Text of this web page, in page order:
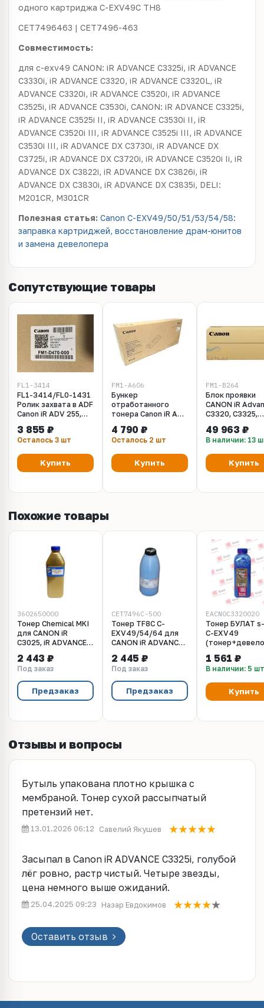
одного картриджа C-EXV49C TH8
CET7496463 | CET7496-463
Совместимость:
для c-exv49 CANON: iR ADVANCE C3325i, iR ADVANCE
C3330i, iR ADVANCE C3320, iR ADVANCE C3320L, iR
ADVANCE C3320i, iR ADVANCE C3520i, iR ADVANCE
C3525i, iR ADVANCE C3530i, CANON: iR ADVANCE C3325i,
iR ADVANCE C3525i II, iR ADVANCE C3530i II, iR
ADVANCE C3520i III, iR ADVANCE C3525i III, iR ADVANCE
C3530i III, iR ADVANCE DX C3730i, iR ADVANCE DX
C3725i, iR ADVANCE DX C3720i, iR ADVANCE C3520i Ii, iR
ADVANCE DX C3822i, iR ADVANCE DX C3826i, iR
ADVANCE DX C3830i, iR ADVANCE DX C3835i, DELI:
M201CR, M301CR
Полезная статья: Canon C-EXV49/50/51/53/54/58:
заправка картриджей, восстановление драм-юнитов
и замена девелопера
Сопутствующие товары
FL1-3414
FL1-3414/FL0-1431
Ролик захвата в ADF
Canon iR ADV 255,
3330
3 855 ₽
Осталось 3 шт
Купить
FM1-A606
Бункер
отработанного
тонера Canon iR Adv
C5535, C5540, C5550,
C5560 (FM1-
A606/WT-202)
Ресурс: 100 000
страниц
4 790 ₽
Осталось 2 шт
Купить
FM1-B264
Блок проявки
CANON iR
C3320, C3325,
C3525, C3530
желтый (FM1-
49 963 ₽
В наличии: 13
Купить
Похожие товары
3602650000
Тонер Chemical MKI
для CANON iR
C3025, iR ADVANCE
голубой 270 грамм
2 443 ₽
Под заказ
Предзаказ
CET7496C-500
Тонер TF8C C-
EXV49/54/64 для
CANON iR ADVANCE
C3720i/C3922, iR
C3125i (CET) Cyan,
500г/бут, (унив.),
CET7496C-500
2 445 ₽
Под заказ
Предзаказ
EACN0C3320020
Тонер БУЛАТ
C-EXV49
(Голубой,
г, для полной
заправки
использовать
1 561 ₽
В наличии: 5 шт
Купить
Отзывы и вопросы
Бутыль упакована плотно крышка с
мембраной. Тонер сухой рассыпчатый
претензий нет.
13.01.2026 06:12 Савелий Якушев
Засыпал в Canon iR ADVANCE C3325i, голубой
лёг ровно, растр чистый. Четыре звезды,
цена немного выше ожиданий.
25.04.2025 09:23 Назар Евдокимов
Оставить отзыв